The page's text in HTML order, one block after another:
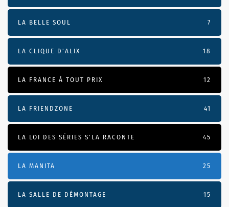
LA BELLE SOUL 7
LA CLIQUE D'ALIX 18
LA FRANCE À TOUT PRIX 12
LA FRIENDZONE 41
LA LOI DES SÉRIES S'LA RACONTE 45
LA MANITA 25
LA SALLE DE DÉMONTAGE 15